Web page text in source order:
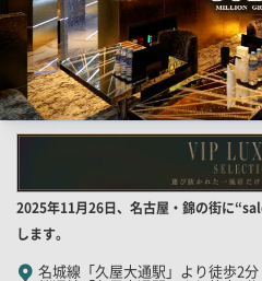
店
舗
PR
2025年11月26日、名古屋・錦の街に
します。
名城線「久屋大通駅」より徒歩2分